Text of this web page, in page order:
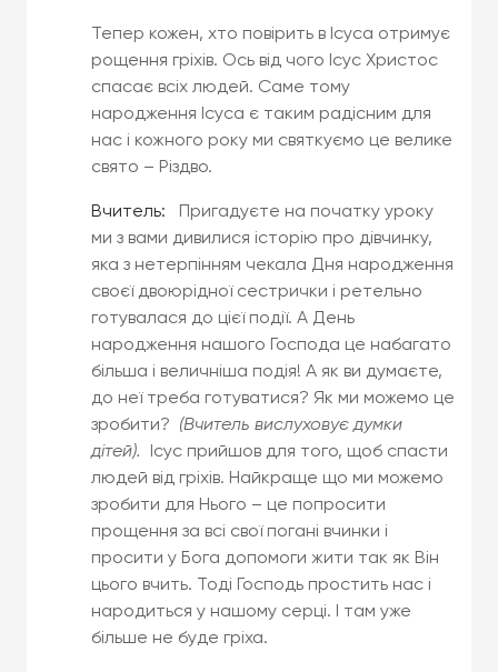
Тепер кожен, хто повірить в Ісуса отримує
рощення гріхів. Ось від чого Ісус Христос
спасає всіх людей. Саме тому
народження Ісуса є таким радісним для
нас і кожного року ми святкуємо це велике
свято – Різдво.
Вчитель: Пригадуєте на початку уроку
ми з вами дивилися історію про дівчинку,
яка з нетерпінням чекала Дня народження
своєї двоюрідної сестрички і ретельно
готувалася до цієї події. А День
народження нашого Господа це набагато
більша і величніша подія! А як ви думаєте,
до неї треба готуватися? Як ми можемо це
зробити? (Вчитель вислуховує думки
дітей).
Ісус прийшов для того, щоб спасти
людей від гріхів. Найкраще що ми можемо
зробити для Нього – це попросити
прощення за всі свої погані вчинки і
просити у Бога допомоги жити так як Він
цього вчить. Тоді Господь простить нас і
народиться у нашому серці. І там уже
більше не буде гріха.